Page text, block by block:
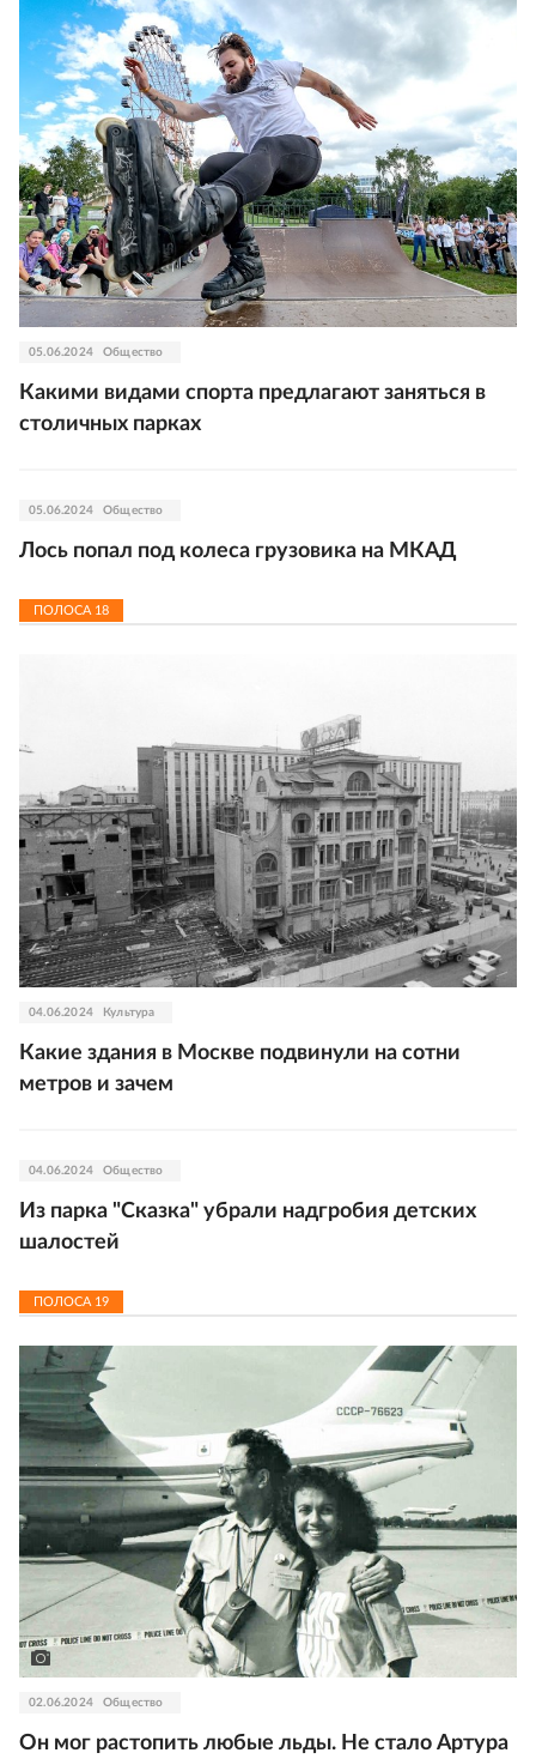
05.06.2024 Общество
Какими видами спорта предлагают заняться в
столичных парках
05.06.2024 Общество
Лось попал под колеса грузовика на МКАД
ПОЛОСА 18
04.06.2024 Культура
Какие здания в Москве подвинули на сотни
метров и зачем
04.06.2024 Общество
Из парка "Сказка" убрали надгробия детских
шалостей
ПОЛОСА 19
02.06.2024 Общество
Он мог растопить любые льды. Не стало Артура